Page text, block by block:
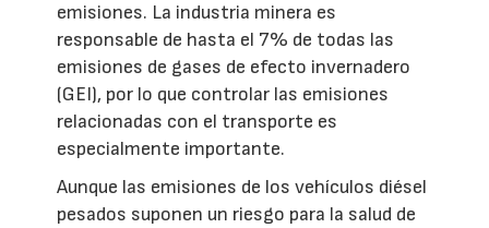
emisiones. La industria minera es
responsable de hasta el 7% de todas las
emisiones de gases de efecto invernadero
(GEI), por lo que controlar las emisiones
relacionadas con el transporte es
especialmente importante.
Aunque las emisiones de los vehículos diésel
pesados suponen un riesgo para la salud de